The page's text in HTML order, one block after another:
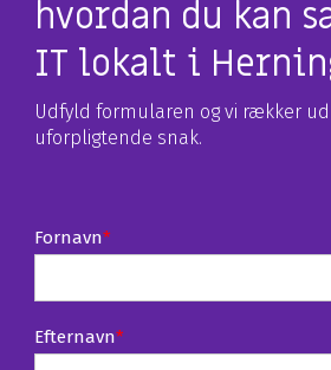
hvordan du kan
IT lokalt i
Udfyld formularen og vi rækker
uforpligtende snak.
Fornavn*
Efternavn*